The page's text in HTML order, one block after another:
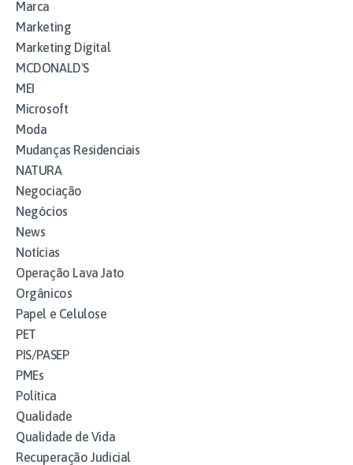
Marca
Marketing
Marketing Digital
MCDONALD'S
MEI
Microsoft
Moda
Mudanças Residenciais
NATURA
Negociação
Negócios
News
Notícias
Operação Lava Jato
Orgânicos
Papel e Celulose
PET
PIS/PASEP
PMEs
Política
Qualidade
Qualidade de Vida
Recuperação Judicial